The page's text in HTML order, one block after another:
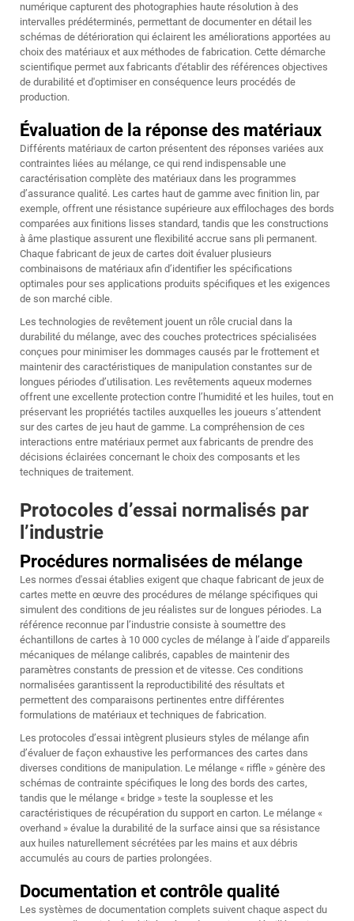
numérique capturent des photographies haute résolution à des
intervalles prédéterminés, permettant de documenter en détail les
schémas de détérioration qui éclairent les améliorations apportées au
choix des matériaux et aux méthodes de fabrication. Cette démarche
scientifique permet aux fabricants d'établir des références objectives
de durabilité et d'optimiser en conséquence leurs procédés de
production.
Évaluation de la réponse des matériaux
Différents matériaux de carton présentent des réponses variées aux
contraintes liées au mélange, ce qui rend indispensable une
caractérisation complète des matériaux dans les programmes
d’assurance qualité. Les cartes haut de gamme avec finition lin, par
exemple, offrent une résistance supérieure aux effilochages des bords
comparées aux finitions lisses standard, tandis que les constructions
à âme plastique assurent une flexibilité accrue sans pli permanent.
Chaque fabricant de jeux de cartes doit évaluer plusieurs
combinaisons de matériaux afin d’identifier les spécifications
optimales pour ses applications produits spécifiques et les exigences
de son marché cible.
Les technologies de revêtement jouent un rôle crucial dans la
durabilité du mélange, avec des couches protectrices spécialisées
conçues pour minimiser les dommages causés par le frottement et
maintenir des caractéristiques de manipulation constantes sur de
longues périodes d’utilisation. Les revêtements aqueux modernes
offrent une excellente protection contre l’humidité et les huiles, tout en
préservant les propriétés tactiles auxquelles les joueurs s’attendent
sur des cartes de jeu haut de gamme. La compréhension de ces
interactions entre matériaux permet aux fabricants de prendre des
décisions éclairées concernant le choix des composants et les
techniques de traitement.
Protocoles d’essai normalisés par
l’industrie
Procédures normalisées de mélange
Les normes d'essai établies exigent que chaque fabricant de jeux de
cartes mette en œuvre des procédures de mélange spécifiques qui
simulent des conditions de jeu réalistes sur de longues périodes. La
référence reconnue par l’industrie consiste à soumettre des
échantillons de cartes à 10 000 cycles de mélange à l’aide d’appareils
mécaniques de mélange calibrés, capables de maintenir des
paramètres constants de pression et de vitesse. Ces conditions
normalisées garantissent la reproductibilité des résultats et
permettent des comparaisons pertinentes entre différentes
formulations de matériaux et techniques de fabrication.
Les protocoles d’essai intègrent plusieurs styles de mélange afin
d’évaluer de façon exhaustive les performances des cartes dans
diverses conditions de manipulation. Le mélange « riffle » génère des
schémas de contrainte spécifiques le long des bords des cartes,
tandis que le mélange « bridge » teste la souplesse et les
caractéristiques de récupération du support en carton. Le mélange «
overhand » évalue la durabilité de la surface ainsi que sa résistance
aux huiles naturellement sécrétées par les mains et aux débris
accumulés au cours de parties prolongées.
Documentation et contrôle qualité
Les systèmes de documentation complets suivent chaque aspect du